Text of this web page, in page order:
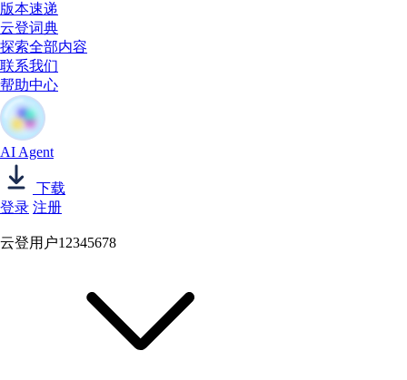
版本速递
云登词典
探索全部内容
联系我们
帮助中心
AI Agent
下载
登录 注册
云登用户12345678